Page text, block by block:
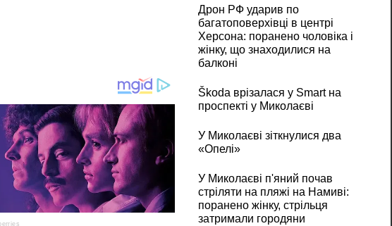
Дрон РФ ударив по
багатоповерхівці в центрі
Херсона: поранено чоловіка і
жінку, що знаходилися на
балконі
Škoda врізалася у Smart на
проспекті у Миколаєві
У Миколаєві зіткнулися два
«Опелі»
У Миколаєві п'яний почав
стріляти на пляжі на Намиві:
поранено жінку, стрільця
затримали городяни